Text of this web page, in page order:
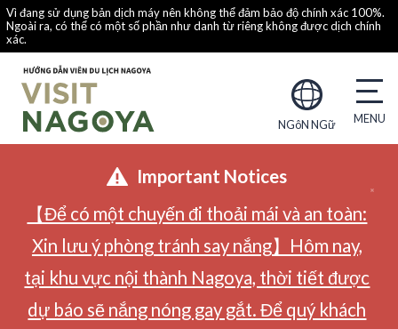
Vì đang sử dụng bản dịch máy nên không thể đảm bảo độ chính xác 100%.
Ngoài ra, có thể có một số phần như danh từ riêng không được dịch chính
xác.
NGôN NGữ
Important Notices
【Để có một chuyến đi thoải mái và an toàn:
Xin lưu ý phòng tránh say nắng】Hôm nay,
tại khu vực nội thành Nagoya, thời tiết được
dự báo sẽ nắng nóng gay gắt. Để quý khách